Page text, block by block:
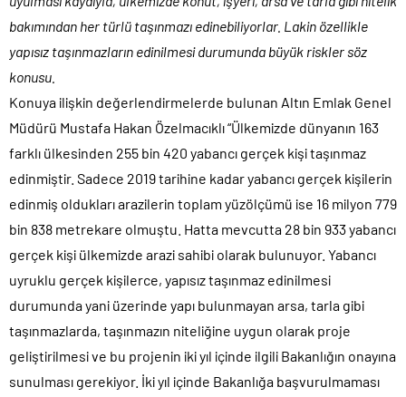
bakımından her türlü taşınmazı edinebiliyorlar. Lakin özellikle
yapısız taşınmazların edinilmesi durumunda büyük riskler söz
konusu.
Konuya ilişkin değerlendirmelerde bulunan Altın Emlak Genel
Müdürü Mustafa Hakan Özelmacıklı “Ülkemizde dünyanın 163
farklı ülkesinden 255 bin 420 yabancı gerçek kişi taşınmaz
edinmiştir. Sadece 2019 tarihine kadar yabancı gerçek kişilerin
edinmiş oldukları arazilerin toplam yüzölçümü ise 16 milyon 779
bin 838 metrekare olmuştu. Hatta mevcutta 28 bin 933 yabancı
gerçek kişi ülkemizde arazi sahibi olarak bulunuyor. Yabancı
uyruklu gerçek kişilerce, yapısız taşınmaz edinilmesi
durumunda yani üzerinde yapı bulunmayan arsa, tarla gibi
taşınmazlarda, taşınmazın niteliğine uygun olarak proje
geliştirilmesi ve bu projenin iki yıl içinde ilgili Bakanlığın onayına
sunulması gerekiyor. İki yıl içinde Bakanlığa başvurulmaması